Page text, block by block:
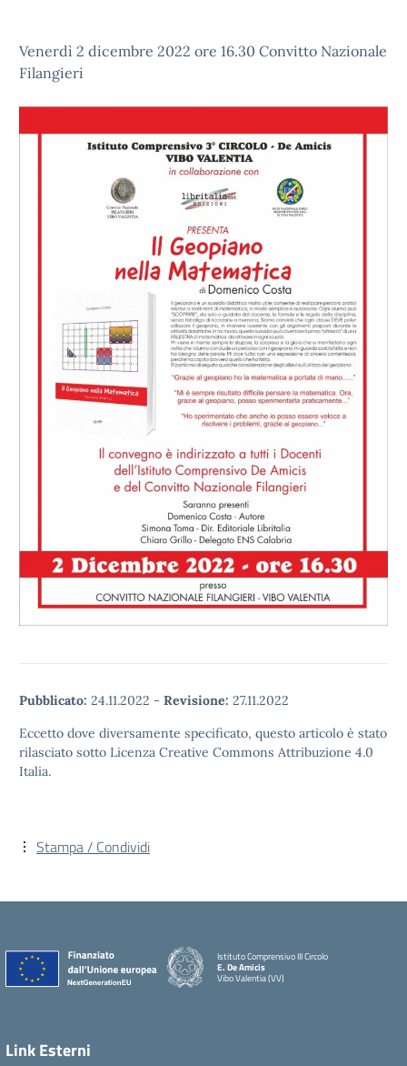
Venerdì 2 dicembre 2022 ore 16.30 Convitto Nazionale
Filangieri
Pubblicato: 24.11.2022 - Revisione: 27.11.2022
Eccetto dove diversamente specificato, questo articolo è stato
rilasciato sotto Licenza Creative Commons Attribuzione 4.0
Italia.
Stampa / Condividi
Istituto Comprensivo III Circolo
E. De Amicis
Vibo Valentia (VV)
Link Esterni